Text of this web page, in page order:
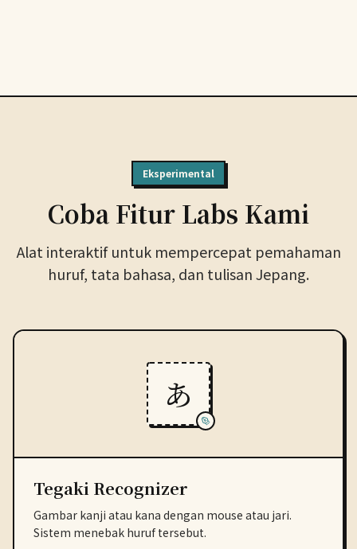
Eksperimental
Coba Fitur Labs Kami
Alat interaktif untuk mempercepat pemahaman
huruf, tata bahasa, dan tulisan Jepang.
あ
Tegaki Recognizer
Gambar kanji atau kana dengan mouse atau jari.
Sistem menebak huruf tersebut.